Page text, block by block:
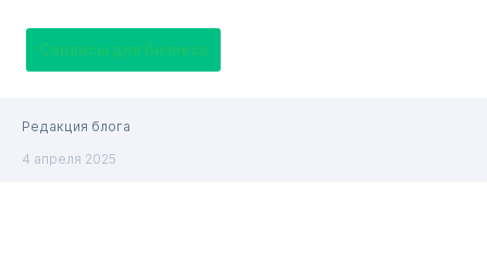
Сервисы для бизнеса
Редакция блога
4 апреля 2025